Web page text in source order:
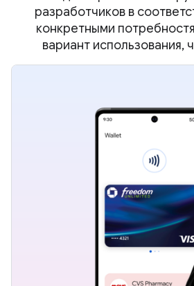
разработчиков в
конкретными
вариант использования,